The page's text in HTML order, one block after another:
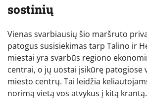
sostinių
Vienas svarbiausių šio maršruto
patogus susisiekimas tarp Talino ir
miestai yra svarbūs regiono
centrai, o jų uostai įsikūrę patogiose
miesto centrų. Tai leidžia
norimą vietą vos atvykus į kitą krantą.